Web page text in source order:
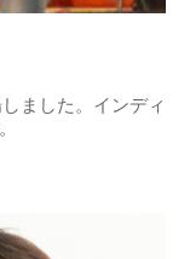
ました。インディ